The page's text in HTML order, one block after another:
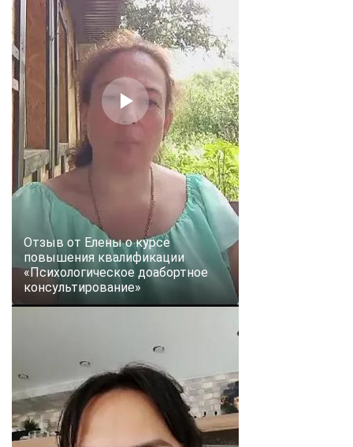
Отзыв от Елены о курсе
повышения квалификации
«Психологическое доабортное
консультирование»